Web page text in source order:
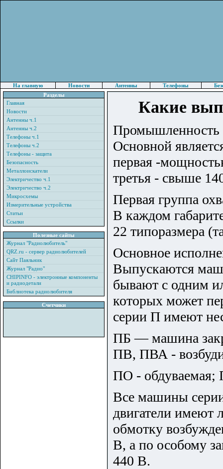
На главную Новости Антенны Телефоны
Разделы
Главная
Новости
Антенны ч.1
Антенны ч.2
Телефоны ч.1
Телефоны ч.2
Телефоны - защита
Безопасность
Металлоискатели
Электричество ч.1
Электричество ч.2
Микросхемы
Измерительные устройства
Статьи
Ссылки
Полезные сайты
Журнал "Радиолюбитель"
QRZ.ru - сервер радиолюбителей
Сайт Паяльник
Журнал "Радио"
CHIPINFO - электронные компоненты
и радиодетали
Библиотека радиолюбителя
Счетчики
Какие
Промышленность
Основной
первая -
третья - свыше
Первая группа
В каждом
22 типоразмера
Основное
Выпускаются
бывают с одним
которых может
серии П имеют
ПБ — машина
ПВ, ПВА -
ПО - обдуваемая;
Все машины
двигатели имеют
обмотку
В, а по особому
440 В.